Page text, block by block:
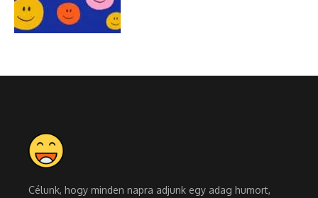
Célunk, hogy minden napra adjunk egy adag humort,